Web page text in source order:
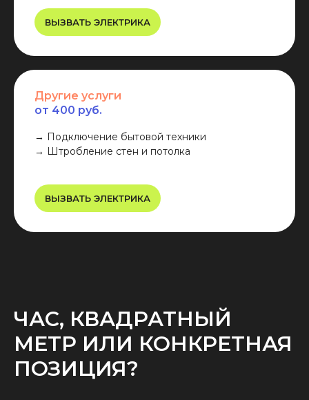
ВЫЗВАТЬ ЭЛЕКТРИКА
Другие услуги
от 400 руб.
→ Подключение бытовой техники
→ Штробление стен и потолка
ВЫЗВАТЬ ЭЛЕКТРИКА
ЧАС, КВАДРАТНЫЙ
МЕТР ИЛИ КОНКРЕТНАЯ
ПОЗИЦИЯ?